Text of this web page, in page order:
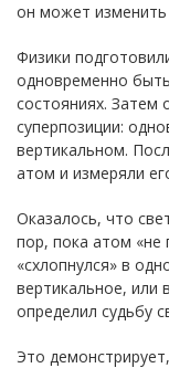
он может изменить
Физики
одновременно
состояниях. Затем
суперпозиции:
вертикальном.
атом и измеряли
Оказалось, что
пор, пока атом «не
«схлопнулся» в
вертикальное, или
определил судьбу
Это